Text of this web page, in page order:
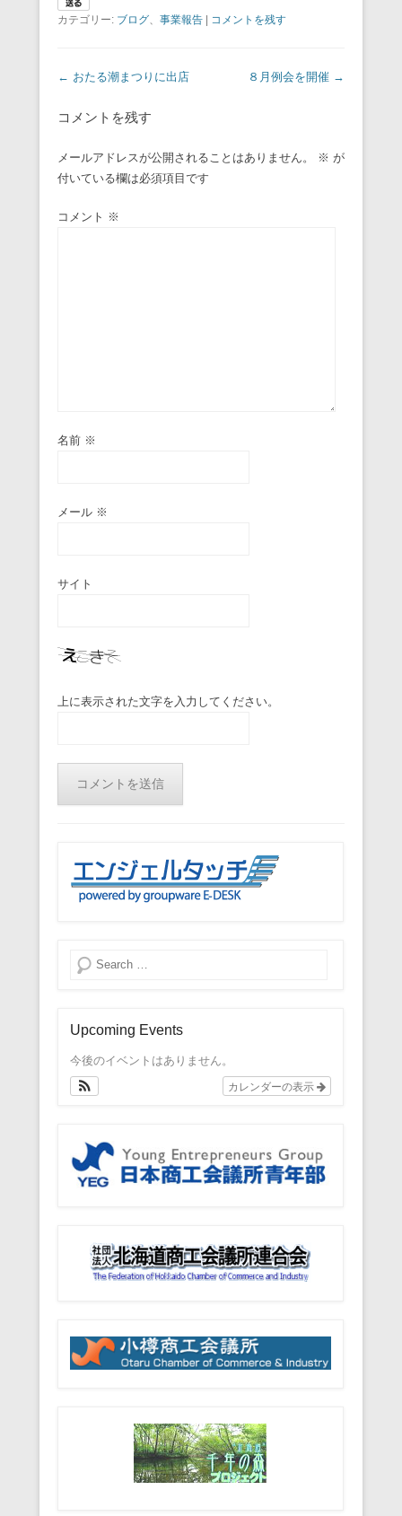
カテゴリー: ブログ、 事業報告 コメントを残す
投稿ナビゲーション
← おたる潮まつりに出店 ８月例会を開催 →
コメントを残す
メールアドレスが公開されることはありません。 ※ が
付いている欄は必須項目です
コメント ※
名前 ※
メール ※
サイト
上に表示された文字を入力してください。
検索
Upcoming Events
今後のイベントはありません。
カレンダーの表示